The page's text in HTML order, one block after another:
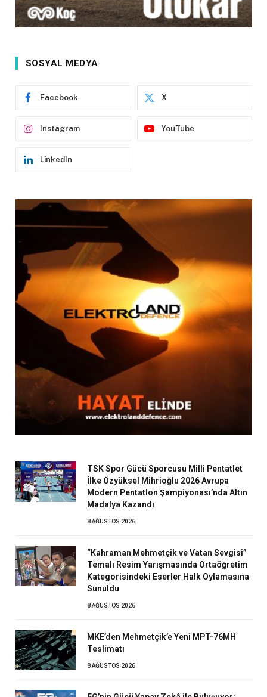
SOSYAL MEDYA
Facebook X
Instagram YouTube
LinkedIn
TSK Spor Gücü Sporcusu Milli Pentatlet
İlke Özyüksel Mihrioğlu 2026 Avrupa
Modern Pentatlon Şampiyonası’nda Altın
Madalya Kazandı
8 AĞUSTOS 2026
“Kahraman Mehmetçik ve Vatan Sevgisi”
Temalı Resim Yarışmasında Ortaöğretim
Kategorisindeki Eserler Halk Oylamasına
Sunuldu
8 AĞUSTOS 2026
MKE’den Mehmetçik’e Yeni MPT-76MH
Teslimatı
8 AĞUSTOS 2026